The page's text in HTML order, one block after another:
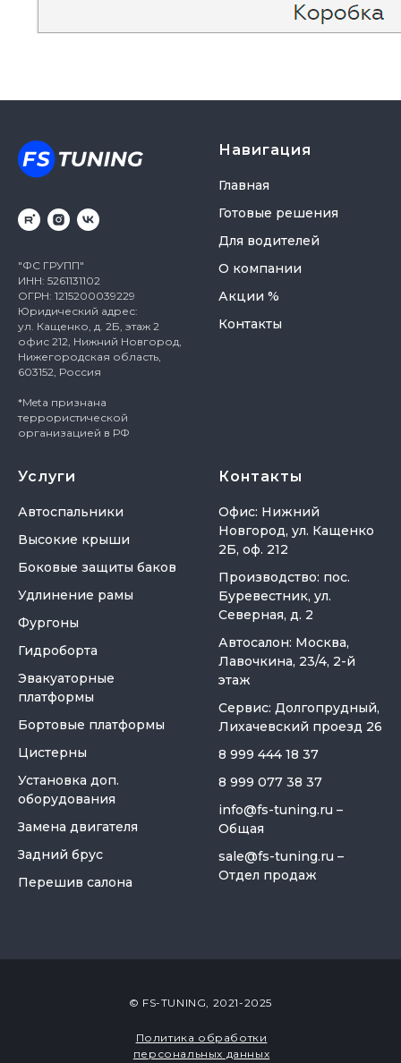
"ФС ГРУПП"
ИНН: 5261131102
ОГРН: 1215200039229
Юридический адрес:
ул. Кащенко, д. 2Б, этаж 2
офис 212, Нижний Новгород,
Нижегородская область,
603152, Россия
*Meta признана
террористической
организацией в РФ
Навигация
Главная
Готовые решения
Для водителей
О компании
Акции %
Контакты
Услуги
Автоспальники
Высокие крыши
Боковые защиты баков
Удлинение рамы
Фургоны
Гидроборта
Эвакуаторные
платформы
Бортовые платформы
Цистерны
Установка доп.
оборудования
Замена двигателя
Задний брус
Перешив салона
Контакты
Офис: Нижний
Новгород, ул. Кащенко
2Б, оф. 212
Производство: пос.
Буревестник, ул.
Северная, д. 2
Автосалон: Москва,
Лавочкина, 23/4, 2-й
этаж
Сервис: Долгопрудный,
Лихачевский проезд 26
8 999 444 18 37
8 999 077 38 37
info@fs-tuning.ru –
Общая
sale@fs-tuning.ru –
Отдел продаж
© FS-TUNING, 2021-2025
Политика обработки
персональных данных